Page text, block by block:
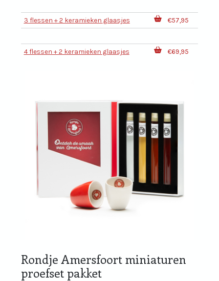
3 flessen + 2 keramieken glaasjes €57,95
4 flessen + 2 keramieken glaasjes €69,95
Rondje Amersfoort miniaturen
proefset pakket